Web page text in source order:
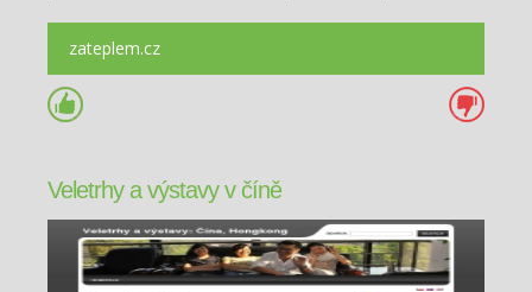
zateplem.cz
Veletrhy a výstavy v číně